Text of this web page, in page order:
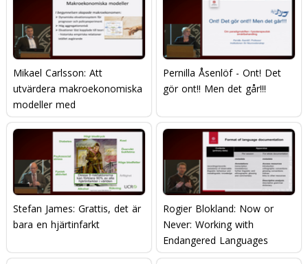
Mikael Carlsson: Att
utvärdera makroekonomiska
modeller med
mikroekonomisk data
Pernilla Åsenlöf - Ont! Det
gör ont!! Men det går!!!
Stefan James: Grattis, det är
bara en hjärtinfarkt
Rogier Blokland: Now or
Never: Working with
Endangered Languages